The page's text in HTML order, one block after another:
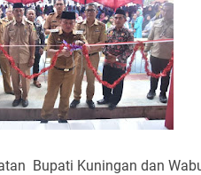
Bupati Kuningan dan